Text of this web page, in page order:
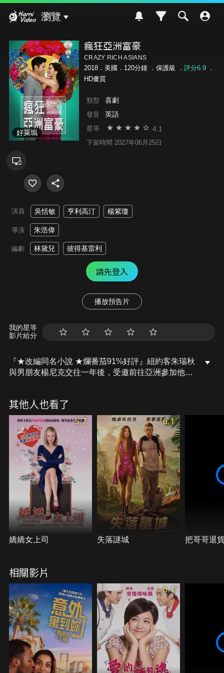
瀏覽
好萊塢
瘋狂亞洲富豪
CRAZY RICH ASIANS
2018．美國．120分鐘 ． 保護級 ． 評分6.9．
HD畫質
類型 喜劇
發音 英語
星等 4.1
下架時間 2027年06月25日
演員 吳恬敏 亨利高汀 楊紫瓊
導演 朱浩偉
編劇 林黛兒 彼得基雷利
請先登入
播放預告片
我的星等
影片給分
『★改編同名小說 ★爛番茄91%好評』紐約客朱瑞秋
與男朋友楊尼克交往一年後，受邀前往亞洲參加他最
家人。但是從搭機的第一分鐘起，瑞秋就隱隱覺得尼
克的真實身分似乎與她想像中有很大的不同。 一到了
新加坡，瑞秋才發現，尼克不僅僅是新加坡最有錢家
族的後裔，更是全國最炙手可熱的黃金單身漢。身為
尼克的女朋友，她在一瞬間成為整個社交名媛交際圈
忌妒的頭號目標，更不幸的是，尼克嚴格又喜怒不形
於色的母親也不中意她，對尼克與瑞秋的未來不表樂
觀。這讓瑞秋雖然置身在與自己相同膚色的人群當
中，卻像是完全迷失在陌生的世界一般。而尼克最終
會選擇守護與瑞秋的愛情，還是會聽從母親的話，離
開瑞秋並接掌家族事業？
其他人也看了
5.7
嬌嬌女上司
6.1
失落謎城 把哥哥退
相關影片
6.1